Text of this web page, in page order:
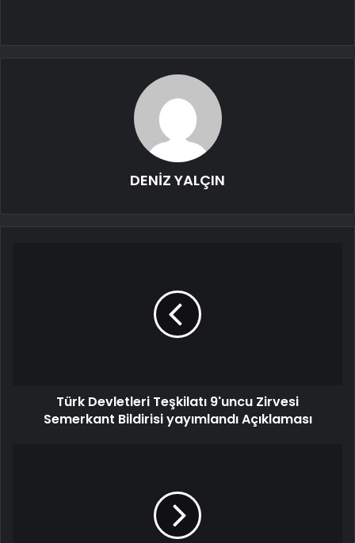
DENİZ YALÇIN
Türk Devletleri Teşkilatı 9'uncu Zirvesi
Semerkant Bildirisi yayımlandı Açıklaması